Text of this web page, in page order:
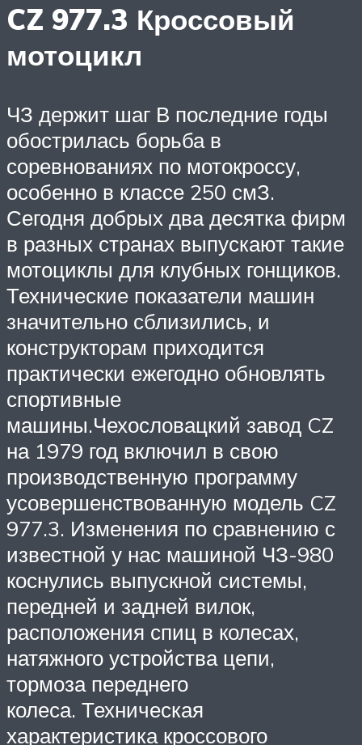
CZ 977.3 Кроссовый
мотоцикл
ЧЗ держит шаг В последние годы
обострилась борьба в
соревнованиях по мотокроссу,
особенно в классе 250 смЗ.
Сегодня добрых два десятка фирм
в разных странах выпускают такие
мотоциклы для клубных гонщиков.
Технические показатели машин
значительно сблизились, и
конструкторам приходится
практически ежегодно обновлять
спортивные
машины.Чехословацкий завод CZ
на 1979 год включил в свою
производственную программу
усовершенствованную модель CZ
977.3. Изменения по сравнению с
известной у нас машиной ЧЗ-980
коснулись выпускной системы,
передней и задней вилок,
расположения спиц в колесах,
натяжного устройства цепи,
тормоза переднего
колеса. Техническая
характеристика кроссового